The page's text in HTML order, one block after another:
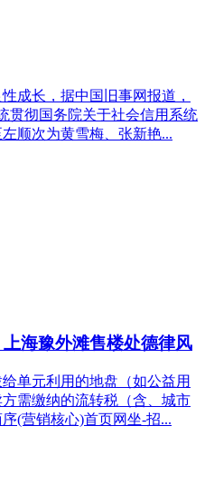
长，据中国旧事网报道，
贯彻国务院关于社会信用系统
顺次为黄雪梅、张新艳...
海豫外滩售楼处德律风
元利用的地盘（如公益用
需缴纳的流转税（含、城市
(营销核心)首页网坐-招...